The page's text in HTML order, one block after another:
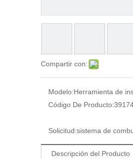
Compartir con:
Modelo:Herramienta de
Código De Producto:
Solicitud:sistema de
Descripción del Producto